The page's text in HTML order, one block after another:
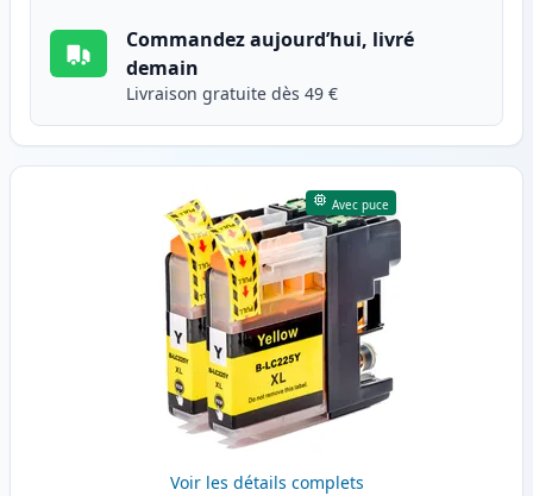
Commandez aujourd’hui, livré
demain
Livraison gratuite dès 49 €
Avec puce
Voir les détails complets